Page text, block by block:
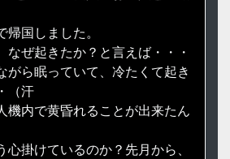
国しました。
なぜ起きたか？と言えば・・・
がら眠っていて、冷たくて起き
（汗
機内で黄昏れることが出来たん
心掛けているのか？先月から、